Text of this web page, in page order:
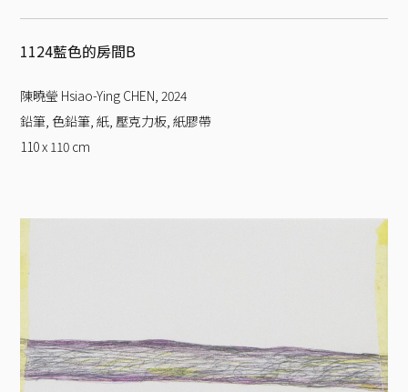
1124藍色的房間B
陳曉瑩 Hsiao-Ying CHEN 2024
鉛筆, 色鉛筆, 紙, 壓克力板, 紙膠帶
110 x 110 cm